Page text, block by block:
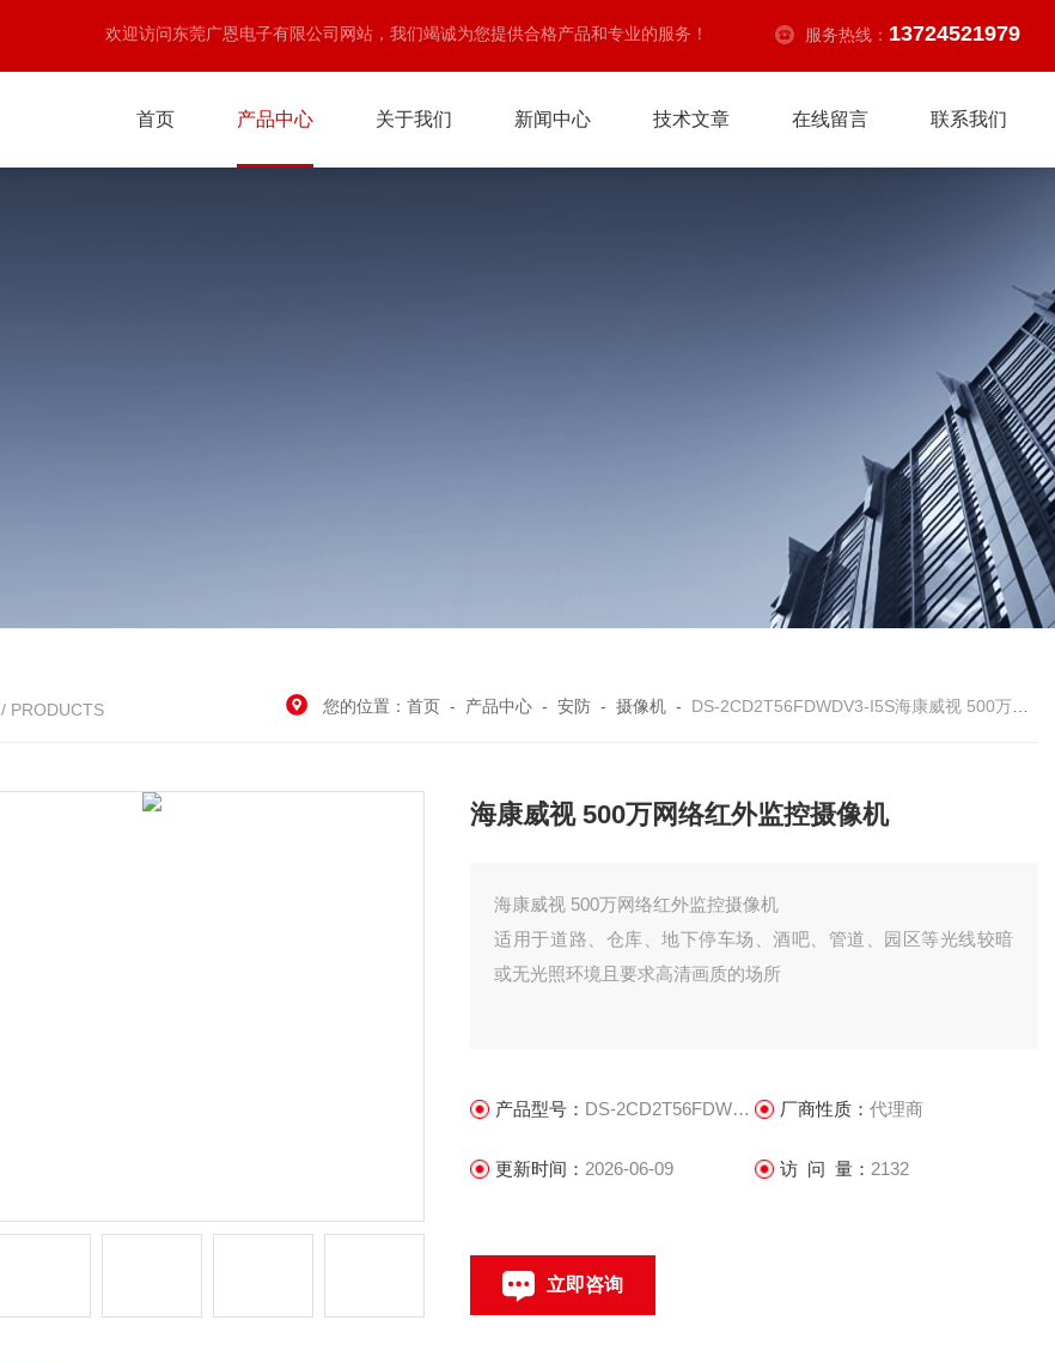
欢迎访问东莞广恩电子有限公司网站，我们竭诚为您提供合格产品和专业的服务！ 服务热线： 13724521979
首页 产品中心 关于我们 新闻中心 技术文章 在线留言 联系我们
/ PRODUCTS 您的位置：首页 - 产品中心 -安防 -摄像机 - DS-2CD2T56FDWDV3-I5S海康威视 500万网络红外监控摄像机
海康威视 500万网络红外监控摄像机
海康威视 500万网络红外监控摄像机
适用于道路、仓库、地下停车场、酒吧、管道、园区等光线较暗
或无光照环境且要求高清画质的场所
产品型号： DS-2CD2T56FDWDV3-I5S 厂商性质： 代理商
更新时间： 2026-06-09 访 问 量： 2132
立即咨询